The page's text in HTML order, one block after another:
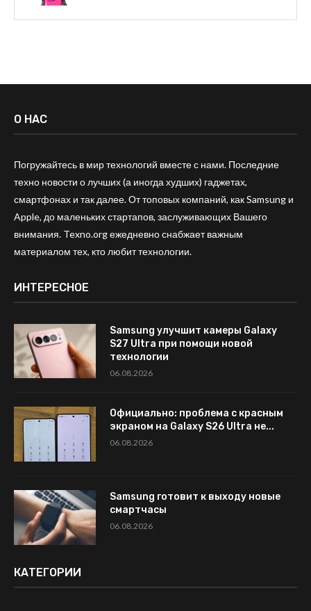
О НАС
Погружайтесь в мир технологий вместе с нами. Последние
техно новости о лучших (а иногда худших) гаджетах,
смартфонах и так далее. От топовых компаний, как Samsung и
Apple, до маленьких стартапов, заслуживающих Вашего
внимания. Texno.org ежедневно снабжает важным
материалом тех, кто любит технологии.
ИНТЕРЕСНОЕ
Samsung улучшит камеры Galaxy
S27 Ultra при помощи новой
технологии
06.08.2026
Официально: проблема с красным
экраном на Galaxy S26 Ultra не...
06.08.2026
Samsung готовит к выходу новые
смартчасы
06.08.2026
КАТЕГОРИИ